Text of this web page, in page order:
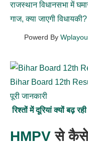
राजस्थान विधानसभा में
गाज, क्या जाएगी विधायकी?
Powerd By
Bihar Board 12th
पूरी जानकारी
रिश्तों में दूरियां क्यों बढ़
HMPV से कैसे